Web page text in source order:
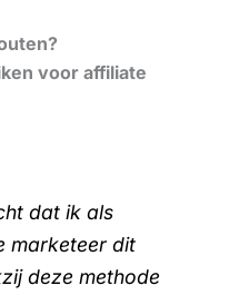
voor affiliate
dat ik als
marketeer dit
deze methode